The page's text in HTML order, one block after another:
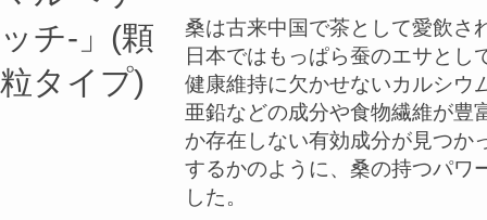
桑は古来中国で茶として愛飲さ
日本ではもっぱら蚕のエサとし
健康維持に欠かせないカルシウ
亜鉛などの成分や食物繊維が豊
か存在しない有効成分が見つか
するかのように、桑の持つパワ
した。